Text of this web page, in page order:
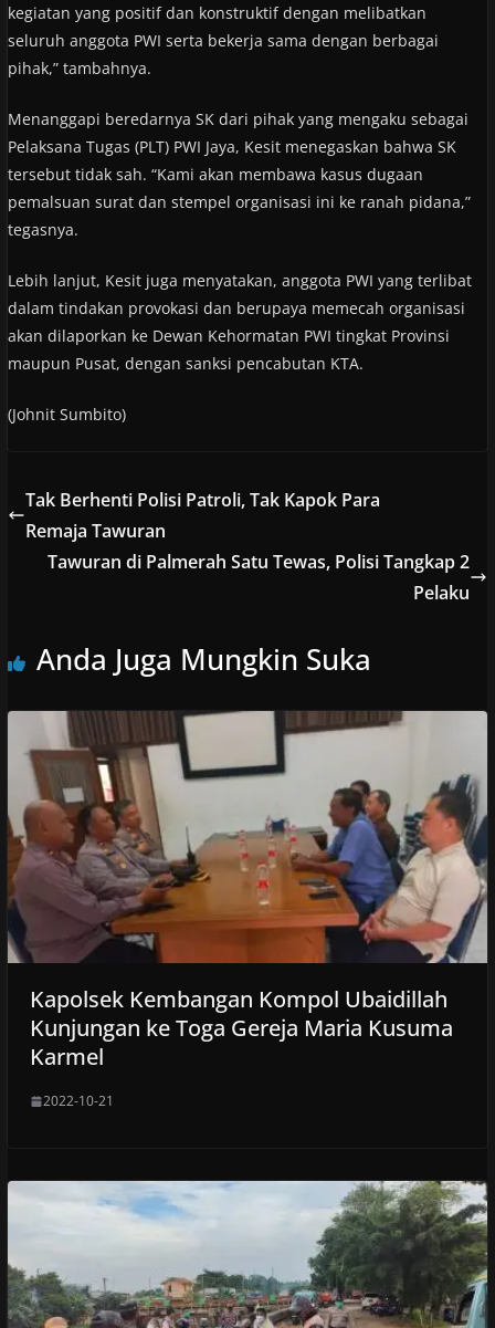
kegiatan yang positif dan konstruktif dengan melibatkan
seluruh anggota PWI serta bekerja sama dengan berbagai
pihak,” tambahnya.
Menanggapi beredarnya SK dari pihak yang mengaku sebagai
Pelaksana Tugas (PLT) PWI Jaya, Kesit menegaskan bahwa SK
tersebut tidak sah. “Kami akan membawa kasus dugaan
pemalsuan surat dan stempel organisasi ini ke ranah pidana,”
tegasnya.
Lebih lanjut, Kesit juga menyatakan, anggota PWI yang terlibat
dalam tindakan provokasi dan berupaya memecah organisasi
akan dilaporkan ke Dewan Kehormatan PWI tingkat Provinsi
maupun Pusat, dengan sanksi pencabutan KTA.
(Johnit Sumbito)
Tak Berhenti Polisi Patroli, Tak Kapok Para
Remaja Tawuran
Tawuran di Palmerah Satu Tewas, Polisi Tangkap 2
Pelaku
Anda Juga Mungkin Suka
Kapolsek Kembangan Kompol Ubaidillah
Kunjungan ke Toga Gereja Maria Kusuma
Karmel
2022-10-21